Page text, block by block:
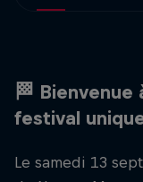
🏁 Bienvenue
festival
Le samedi 13